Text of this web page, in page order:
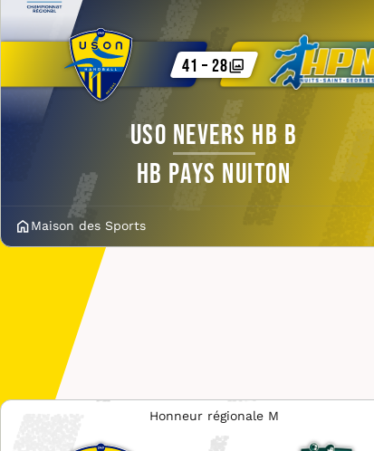
USO Nevers HB B
HB Pays Nuiton
41 – 28
Maison des Sports
Honneur régionale M